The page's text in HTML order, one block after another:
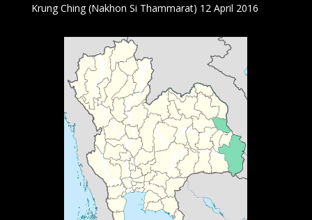
Krung Ching (Nakhon Si Thammarat) 12 April 2016